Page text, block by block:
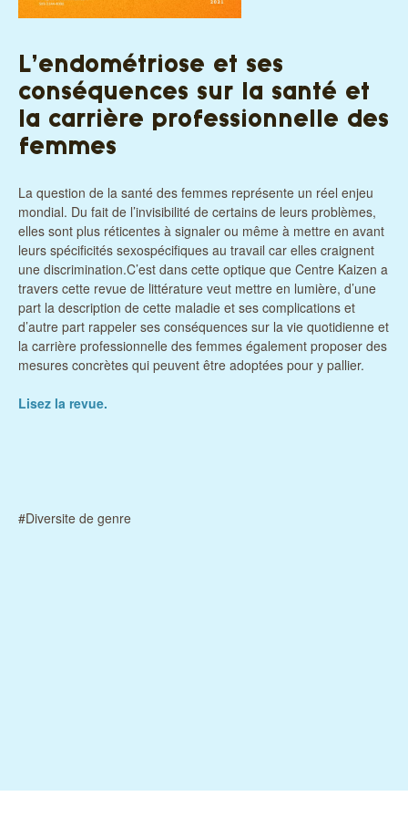
L’endométriose et ses
conséquences sur la santé et
la carrière professionnelle des
femmes
La question de la santé des femmes représente un réel enjeu
mondial. Du fait de l’invisibilité de certains de leurs problèmes,
elles sont plus réticentes à signaler ou même à mettre en avant
leurs spécificités sexospécifiques au travail car elles craignent
une discrimination.C’est dans cette optique que Centre Kaizen a
travers cette revue de littérature veut mettre en lumière, d’une
part la description de cette maladie et ses complications et
d’autre part rappeler ses conséquences sur la vie quotidienne et
la carrière professionnelle des femmes également proposer des
mesures concrètes qui peuvent être adoptées pour y pallier.
Lisez la revue.
#Diversite de genre